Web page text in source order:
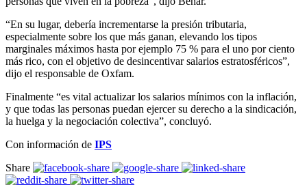
“En su lugar, debería incrementarse la presión tributaria,
especialmente sobre los que más ganan, elevando los tipos
marginales máximos hasta por ejemplo 75 % para el uno por ciento
más rico, con el objetivo de desincentivar salarios estratosféricos”,
dijo el responsable de Oxfam.
Finalmente “es vital actualizar los salarios mínimos con la inflación,
y que todas las personas puedan ejercer su derecho a la sindicación,
la huelga y la negociación colectiva”, concluyó.
Con información de IPS
Share